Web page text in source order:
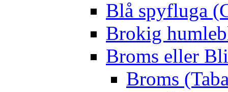
Blå spyfluga
Brokig
Broms eller
Broms